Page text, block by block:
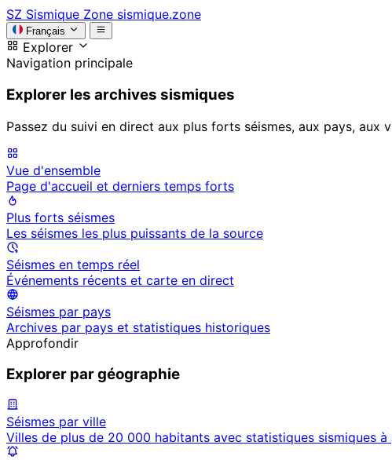
SZ Sismique Zone sismique.zone
Français
Explorer
Navigation principale
Explorer les archives sismiques
Passez du suivi en direct aux plus forts séismes, aux pays,
Vue d'ensemble
Page d'accueil et derniers temps forts
Plus forts séismes
Les séismes les plus puissants de la source
Séismes en temps réel
Événements récents et carte en direct
Séismes par pays
Archives par pays et statistiques historiques
Approfondir
Explorer par géographie
Séismes par ville
Villes de plus de 20 000 habitants avec statistiques sismiques à